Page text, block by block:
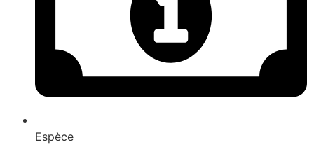
Espèce